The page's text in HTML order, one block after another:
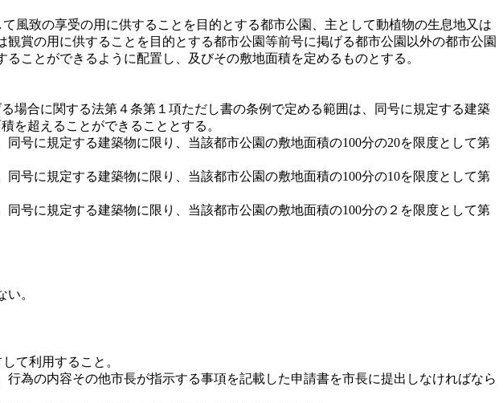
致の享受の用に供することを目的とする都市公園、主として動植物の生息地又は
賞の用に供することを目的とする都市公園等前号に掲げる都市公園以外の都市公園
ことができるように配置し、及びその敷地面積を定めるものとする。
合に関する法第４条第１項ただし書の条例で定める範囲は、同号に規定する建築
を超えることができることとする。
号に規定する建築物に限り、当該都市公園の敷地面積の100分の20を限度として第
号に規定する建築物に限り、当該都市公園の敷地面積の100分の10を限度として第
号に規定する建築物に限り、当該都市公園の敷地面積の100分の２を限度として第
。
て利用すること。
為の内容その他市長が指示する事項を記載した申請書を市長に提出しなければなら